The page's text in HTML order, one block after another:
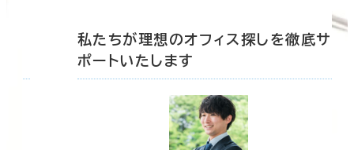
私たちが理想のオフィス探しを徹底サ
ポートいたします